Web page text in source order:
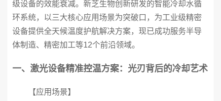
级设备的效能衰减。新芝生物创新研发的智能冷却水循
环系统，以三大核心应用场景为突破口，为工业级精密
设备提供全天候温度护航解决方案，现已成功服务半导
体制造、精密加工等12个前沿领域。
一、激光设备精准控温方案：光刃背后的冷却艺术
【应用场景】